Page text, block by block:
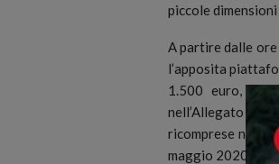
piccole
A partire dalle
l’apposita
1.500 euro, le
nell’Allegato B-
ricomprese
maggio 2020 e